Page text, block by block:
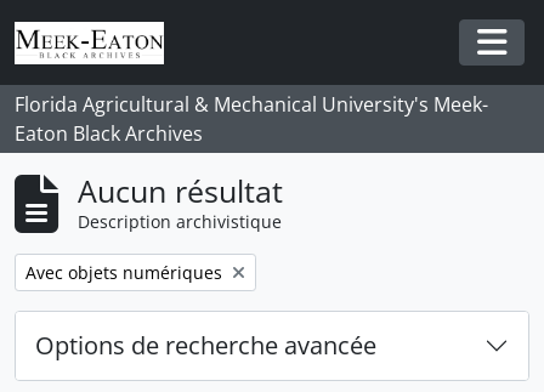
Skip to main content
Florida Agricultural & Mechanical University's Meek-
Eaton Black Archives
Aucun résultat
Description archivistique
Remove filter:
Avec objets numériques
Options de recherche avancée